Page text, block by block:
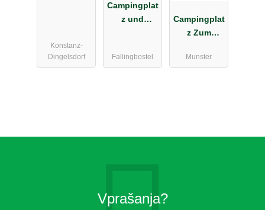
Konstanz-
Dingelsdorf
Campingplat
z und
cht
Fallingbostel
Campingplat
z Zum
Munster
Vprašanja?